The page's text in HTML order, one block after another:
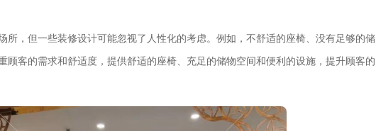
所，但一些装修设计可能忽视了人性化的考虑。例如，不舒适的座椅、没有足够的储
顾客的需求和舒适度，提供舒适的座椅、充足的储物空间和便利的设施，提升顾客的